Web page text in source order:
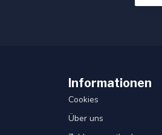
Informationen
Cookies
Über uns